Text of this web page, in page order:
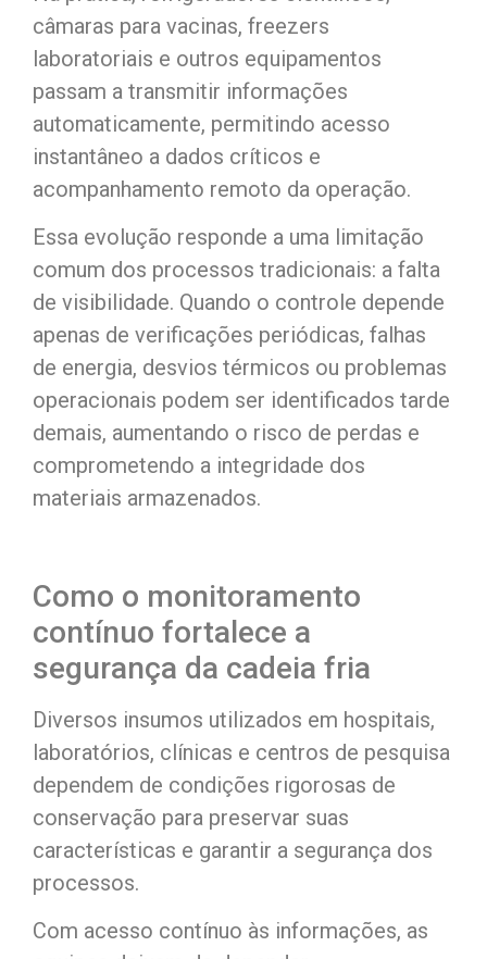
câmaras para vacinas, freezers
laboratoriais e outros equipamentos
passam a transmitir informações
automaticamente, permitindo acesso
instantâneo a dados críticos e
acompanhamento remoto da operação.
Essa evolução responde a uma limitação
comum dos processos tradicionais: a falta
de visibilidade. Quando o controle depende
apenas de verificações periódicas, falhas
de energia, desvios térmicos ou problemas
operacionais podem ser identificados tarde
demais, aumentando o risco de perdas e
comprometendo a integridade dos
materiais armazenados.
Como o monitoramento
contínuo fortalece a
segurança da cadeia fria
Diversos insumos utilizados em hospitais,
laboratórios, clínicas e centros de pesquisa
dependem de condições rigorosas de
conservação para preservar suas
características e garantir a segurança dos
processos.
Com acesso contínuo às informações, as